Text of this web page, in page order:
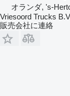
オランダ, 's-
Vriesoord Trucks
販売会社に連絡